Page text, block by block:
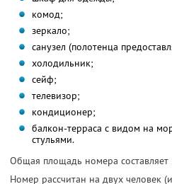
комод;
зеркало;
санузел (полотенца
холодильник;
сейф;
телевизор;
кондиционер;
балкон-терраса с видом на
стульями.
Общая площадь номера составляет
Номер рассчитан на двух человек